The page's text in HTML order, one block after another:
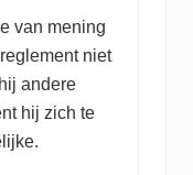
van mening
niet
andere
hij zich te